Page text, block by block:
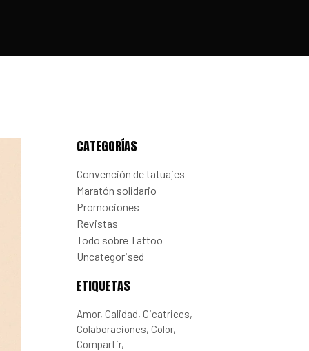
CATEGORÍAS
Convención de tatuajes
Maratón solidario
Promociones
Revistas
Todo sobre Tattoo
Uncategorised
ETIQUETAS
Amor Calidad Cicatrices
Colaboraciones Color
Compartir